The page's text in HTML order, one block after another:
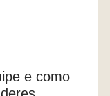
e como